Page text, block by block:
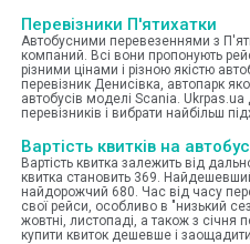
Перевізники П'ятихатки
Автобусними перевезеннями з
компаний. Всі вони пропонують
різними цінами і різною якістю
перевізник Денисівка, автопарк
автобусів моделі Scania. Ukrpas.ua
перевізників і вибрати найбільш
Вартість квитків на
Вартість квитка залежить від
квитка становить 369.
найдорожчий 680. Час від часу
свої рейси, особливо в "низький
жовтні, листопаді, а також з січня
купити квиток дешевше і заощадити